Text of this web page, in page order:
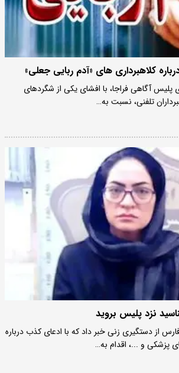
کلاهبرداری های «آدم ربایی جعلی»
پلیس آگاهی فراجا، با افشای یکی از شگردهای
تلفنی، نسبت به…
نزد پلیس بروید
از دستگیری زنی خبر داد که با ادعای کذب درباره
پزشکی و ...، اقدام به…